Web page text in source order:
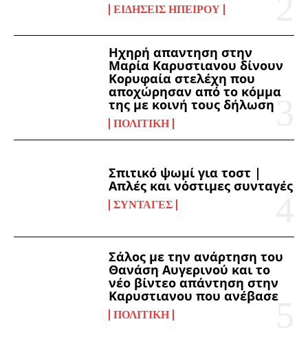
ΕΙΔΉΣΕΙΣ ΗΠΕΊΡΟΥ
Ηχηρή απαντηση στην
Μαρία Καρυστιανου δίνουν
Κορυφαία στελέχη που
αποχώρησαν από το κόμμα
της με κοινή τους δήλωση
ΠΟΛΙΤΙΚΉ
Σπιτικό ψωμί για τοστ |
Απλές και νόστιμες συνταγές
ΣΥΝΤΑΓΈΣ
Σάλος με την ανάρτηση του
Θανάση Αυγερινού και το
νέο βίντεο απάντηση στην
Καρυστιανου που ανέβασε
ΠΟΛΙΤΙΚΉ